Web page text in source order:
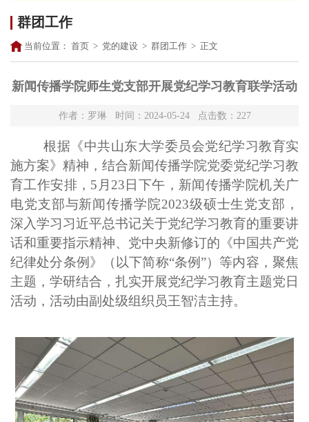
群团工作
当前位置： 首页 > 党的建设 > 群团工作 > 正文
新闻传播学院师生党支部开展党纪学习教育联学活动
作者：罗琳 时间：2024-05-24 点击数： 227
根据《中共山东大学委员会党纪学习教育实
施方案》精神，结合新闻传播学院党委党纪学习教
育工作安排，5月23日下午，新闻传播学院机关广
电党支部与新闻传播学院2023级硕士生党支部，
深入学习习近平总书记关于党纪学习教育的重要讲
话和重要指示精神、党中央新修订的《中国共产党
纪律处分条例》（以下简称“条例”）等内容，聚焦
主题，学研结合，扎实开展党纪学习教育主题党日
活动，活动由副处级组织员王智洁主持。